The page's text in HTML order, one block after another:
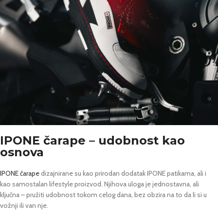
IPONE čarape – udobnost kao
osnova
IPONE čarapedizajnirane su kao prirodan dodatak IPONE patikama, ali i
kao samostalan lifestyle proizvod. Njihova uloga je jednostavna, ali
ključna – pružiti udobnost tokom celog dana, bez obzira na to da li si u
vožnji ili van nje.